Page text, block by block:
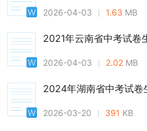
2026-04-03 1.63 MB
2021年云南省中考试卷
2026-04-03 2.02 MB
2024年湖南省中考试卷
2026-03-20 391 KB